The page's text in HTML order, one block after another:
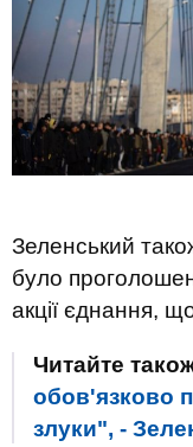
Зеленський
було
акції єднання,
Читайте
обов'язково
злуки", -